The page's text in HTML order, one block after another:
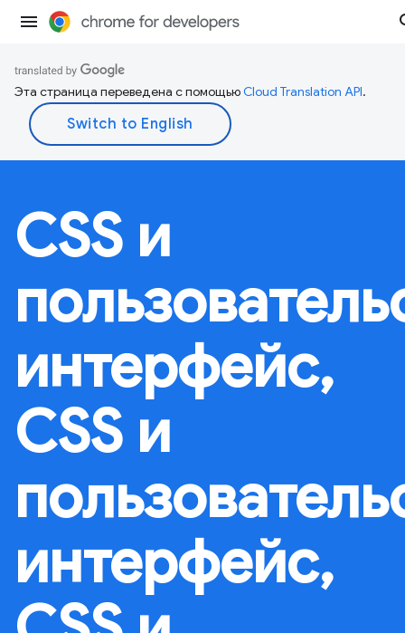
Эта страница переведена с помощьюCloud Translation API.
CSS и
интерфейс,
CSS и
интерфейс,